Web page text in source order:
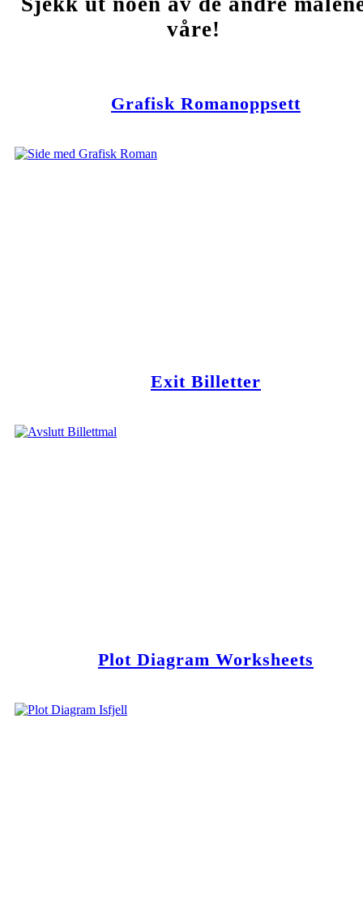
våre!
Grafisk Romanoppsett
Exit Billetter
Plot Diagram Worksheets